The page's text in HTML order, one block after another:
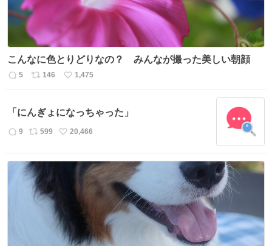
こんなに色とりどりなの？ みんなが撮った美しい朝顔
返
数
5
リ
ス
ト
数
146
い
ね
数
1,475
「にんぎょになっちゃった」
返
数
9
リ
ス
ト
数
599
い
ね
20,466